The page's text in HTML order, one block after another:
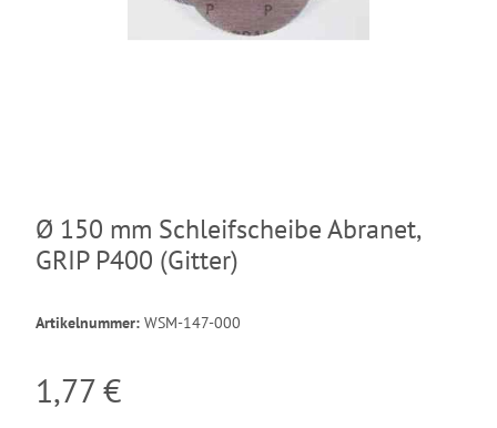
Ø 150 mm Schleifscheibe Abranet,
GRIP P400 (Gitter)
Artikelnummer: WSM-147-000
1,77 €